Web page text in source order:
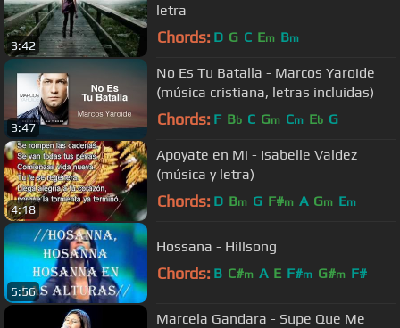
3:42
letra
Chords: D G C Em Bm
3:47
No Es Tu Batalla - Marcos Yaroide
(música cristiana, letras incluidas)
Chords: F Bb C Gm Cm Eb G
4:18
Apoyate en Mi - Isabelle Valdez
(música y letra)
Chords: D Bm G F#m A Gm Em
5:56
Hossana - Hillsong
Chords: B C#m A E F#m G#m F#
Marcela Gandara - Supe Que Me